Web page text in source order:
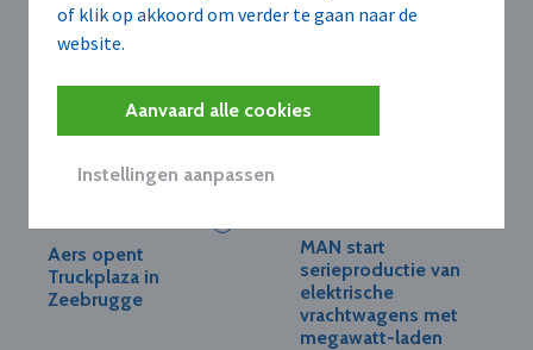
of klik op akkoord om verder te gaan naar de
website.
Aanvaard alle cookies
Instellingen aanpassen
Aers opent
Truckplaza in
Zeebrugge
MAN start
serieproductie van
elektrische
vrachtwagens met
megawatt-laden